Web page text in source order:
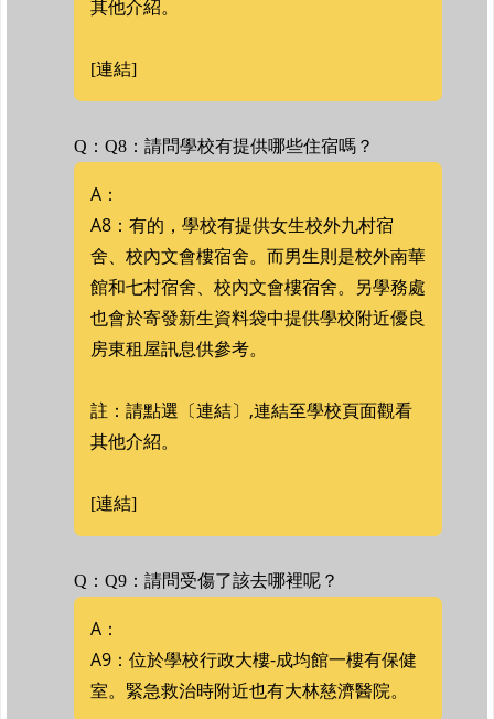
其他介紹。
[連結]
Q：Q8：請問學校有提供哪些住宿嗎？
A：
A8：有的，學校有提供女生校外九村宿
舍、校內文會樓宿舍。而男生則是校外南華
館和七村宿舍、校內文會樓宿舍。另學務處
也會於寄發新生資料袋中提供學校附近優良
房東租屋訊息供參考。
註：請點選〔連結〕,連結至學校頁面觀看
其他介紹。
[連結]
Q：Q9：請問受傷了該去哪裡呢？
A：
A9：位於學校行政大樓-成均館一樓有保健
室。緊急救治時附近也有大林慈濟醫院。